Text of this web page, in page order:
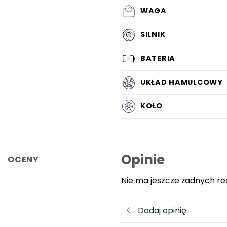
WAGA
SILNIK
BATERIA
UKŁAD HAMULCOWY
KOŁO
OCENY Opinie
Nie ma jeszcze żadnych
Dodaj opinię